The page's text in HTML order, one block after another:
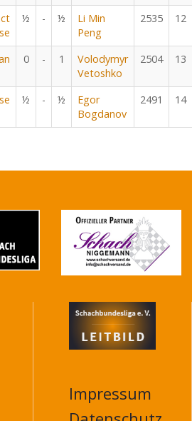
½ - ½
Li Min
Peng
2535 12
0 - 1
Volodymyr
Vetoshko
2504 13
½ - ½
Egor
Bogdanov
2491 14
Impressum